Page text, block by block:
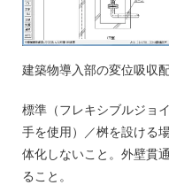
建築物導入部の変位吸収
標準（フレキシブルジョ
手を使用）／桝を設ける
体化しないこと。外壁貫
ること。